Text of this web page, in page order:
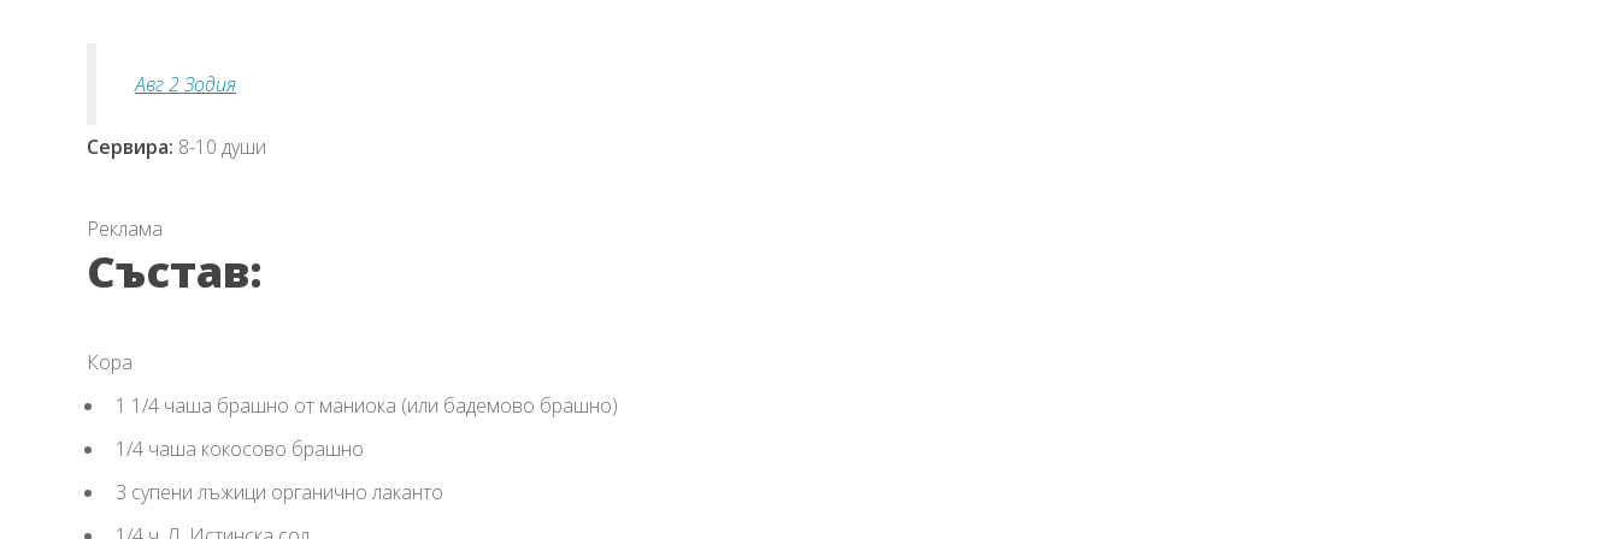
Авг 2 Зодия
Сервира: 8-10 души
Реклама
Състав:
Кора
1 1/4 чаша брашно от маниока (или бадемово брашно)
1/4 чаша кокосово брашно
3 супени лъжици органично лаканто